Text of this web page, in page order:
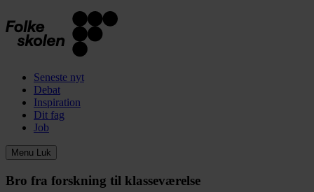
Seneste nyt
Debat
Inspiration
Dit fag
Job
Menu Luk
Bro fra forskning til klasseværelse